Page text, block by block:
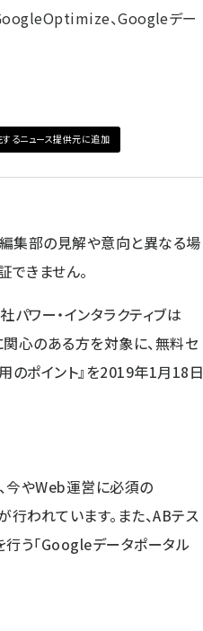
GoogleOptimize、Googleデー
るニュース提供元に追加
集部の見解や意向と異なる場
きません。
パワー・インタラクティブは
関心のある方を対象に、無料セ
のポイント』を2019年1月18日
今やWeb運営に必須の
われています。また、ABテス
行う「Googleデータポータル